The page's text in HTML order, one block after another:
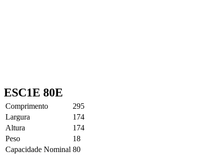
ESC1E 80E
Comprimento
295
Largura
174
Altura
174
Peso
18
Capacidade Nominal 80